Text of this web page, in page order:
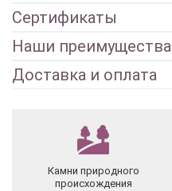
Сертификаты
Наши преимущества
Доставка и оплата
Камни природного
происхождения